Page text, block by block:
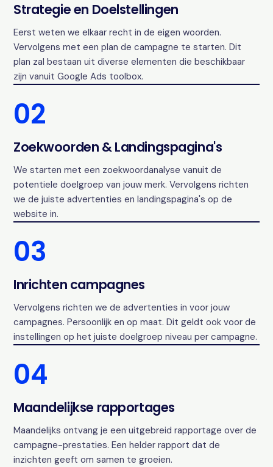
Strategie en Doelstellingen
Eerst weten we elkaar recht in de eigen woorden.
Vervolgens met een plan de campagne te starten. Dit
plan zal bestaan uit diverse elementen die beschikbaar
zijn vanuit Google Ads toolbox.
02
Zoekwoorden & Landingspagina's
We starten met een zoekwoordanalyse vanuit de
potentiele doelgroep van jouw merk. Vervolgens richten
we de juiste advertenties en landingspagina's op de
website in.
03
Inrichten campagnes
Vervolgens richten we de advertenties in voor jouw
campagnes. Persoonlijk en op maat. Dit geldt ook voor de
instellingen op het juiste doelgroep niveau per campagne.
04
Maandelijkse rapportages
Maandelijks ontvang je een uitgebreid rapportage over de
campagne-prestaties. Een helder rapport dat de
inzichten geeft om samen te groeien.